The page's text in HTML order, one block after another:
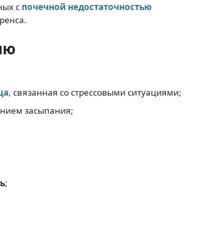
с почечной недостаточностью
, связанная со стрессовыми ситуациями;
засыпания;
;